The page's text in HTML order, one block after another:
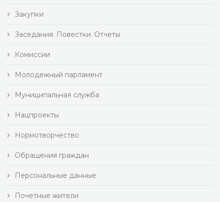
Закупки
Заседания. Повестки. Отчеты
Комиссии
Молодежный парламент
Муниципальная служба
Нацпроекты
Нормотворчество
Обращения граждан
Персональные данные
Почетные жители